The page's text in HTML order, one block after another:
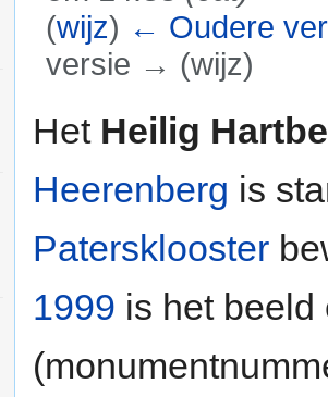
(wijz) ← Oudere
versie → (wijz)
Het Heilig
Heerenberg is
Patersklooster
1999 is het